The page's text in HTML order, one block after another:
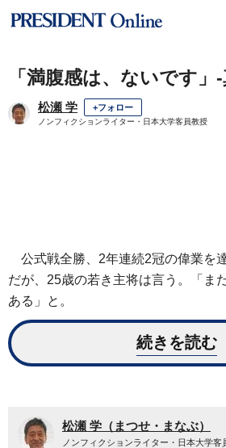
「満腹感は、ないです」
松瀬 学 +フォロー
ノンフィクションライター・日本大学客員教授
公式戦全勝、2年連続2冠の偉業を
だが、25歳の若き主将は言う。「ま
ある」と。
続きを読む
松瀬 学（まつせ・まなぶ）
ノンフィクションライター・日本大学客